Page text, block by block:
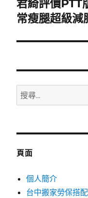
下
一
文
君綺評價PTT
常瘦腿超級減
搜
尋
鍵
頁面
個人簡介
台中搬家勞保搭